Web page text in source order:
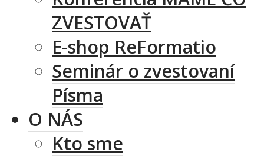
ZVESTOVAŤ
E-shop ReFormatio
Seminár o zvestovaní
Písma
O NÁS
Kto sme